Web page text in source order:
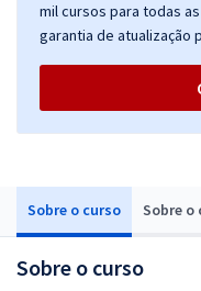
Sobre o curso Sobre o
Sobre o curso
mil cursos para todas
garantia de atualização